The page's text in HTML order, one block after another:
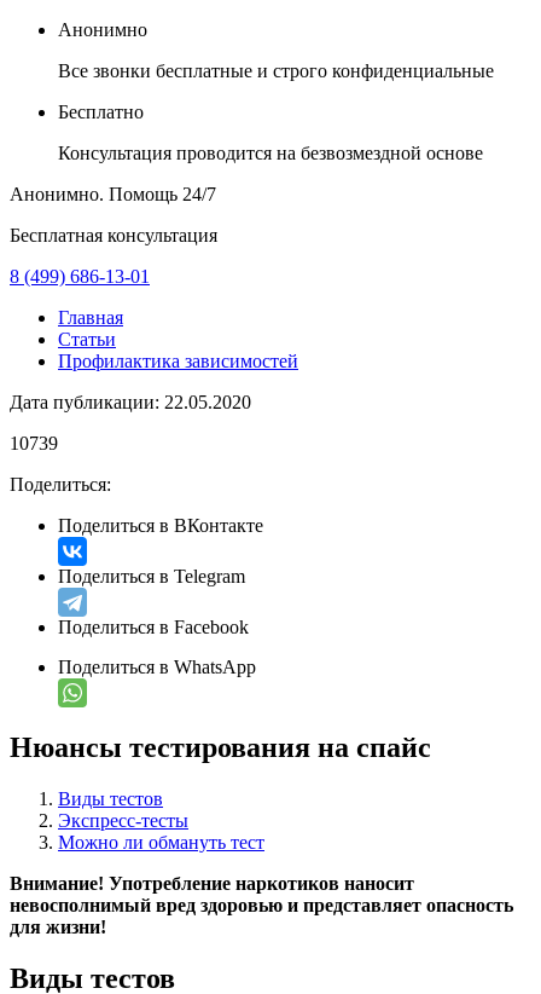
Анонимно
Все звонки бесплатные и строго конфиденциальные
Бесплатно
Консультация проводится на безвозмездной основе
Анонимно. Помощь 24/7
Бесплатная консультация
8 (499) 686-13-01
Главная
Статьи
Профилактика зависимостей
Дата публикации: 22.05.2020
10739
Поделиться:
Поделиться в ВКонтакте
Поделиться в Telegram
Поделиться в Facebook
Поделиться в WhatsApp
Нюансы тестирования на спайс
Виды тестов
Экспресс-тесты
Можно ли обмануть тест
Внимание! Употребление наркотиков наносит
невосполнимый вред здоровью и представляет опасность
для жизни!
Виды тестов